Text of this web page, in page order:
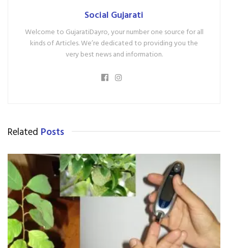
Social Gujarati
Welcome to GujaratiDayro, your number one source for all
kinds of Articles. We’re dedicated to providing you the
very best news and information.
Related Posts